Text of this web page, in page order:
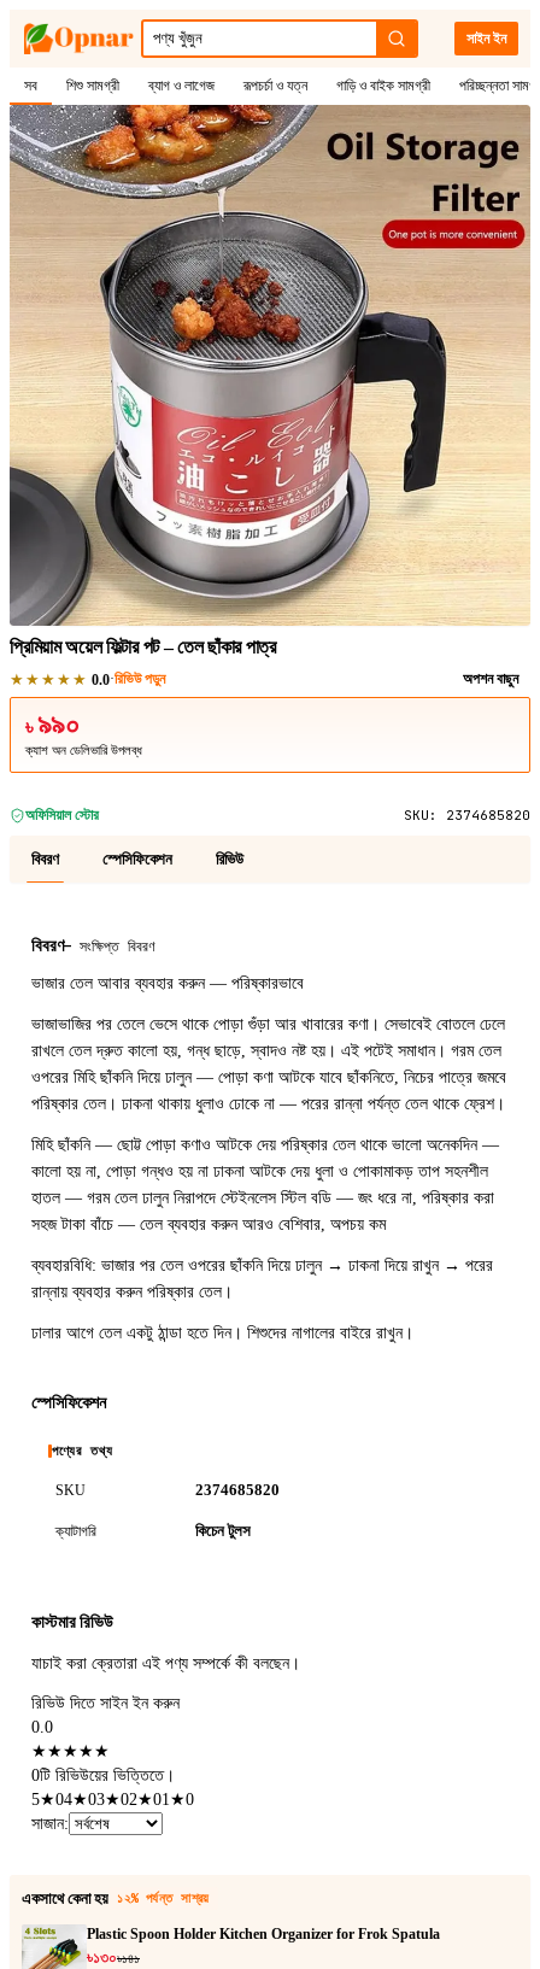
সাইন ইন
সব শিশু সামগ্রী ব্যাগ ও লাগেজ রূপচর্চা ও যত্ন গাড়ি ও বাইক সামগ্রী পরিচ্ছন্নতা
/ 1
প্রিমিয়াম অয়েল ফিল্টার পট – তেল ছাঁকার পাত্র
★★★★★ 0.0·রিভিউ পড়ুন অপশন বাছুন
৳৯৯০
ক্যাশ অন ডেলিভারি উপলব্ধ
অফিসিয়াল স্টোর SKU: 2374685820
বিবরণ স্পেসিফিকেশন রিভিউ
বিবরণ—সংক্ষিপ্ত বিবরণ
ভাজার তেল আবার ব্যবহার করুন — পরিষ্কারভাবে
ভাজাভাজির পর তেলে ভেসে থাকে পোড়া গুঁড়া আর খাবারের কণা। সেভাবেই বোতলে ঢেলে
রাখলে তেল দ্রুত কালো হয়, গন্ধ ছাড়ে, স্বাদও নষ্ট হয়। এই পটেই সমাধান। গরম তেল
ওপরের মিহি ছাঁকনি দিয়ে ঢালুন — পোড়া কণা আটকে যাবে ছাঁকনিতে, নিচের পাত্রে জমবে
পরিষ্কার তেল। ঢাকনা থাকায় ধুলাও ঢোকে না — পরের রান্না পর্যন্ত তেল থাকে ফ্রেশ।
মিহি ছাঁকনি — ছোট্ট পোড়া কণাও আটকে দেয় পরিষ্কার তেল থাকে ভালো অনেকদিন —
কালো হয় না, পোড়া গন্ধও হয় না ঢাকনা আটকে দেয় ধুলা ও পোকামাকড় তাপ সহনশীল
হাতল — গরম তেল ঢালুন নিরাপদে স্টেইনলেস স্টিল বডি — জং ধরে না, পরিষ্কার করা
সহজ টাকা বাঁচে — তেল ব্যবহার করুন আরও বেশিবার, অপচয় কম
ব্যবহারবিধি: ভাজার পর তেল ওপরের ছাঁকনি দিয়ে ঢালুন → ঢাকনা দিয়ে রাখুন → পরের
রান্নায় ব্যবহার করুন পরিষ্কার তেল।
ঢালার আগে তেল একটু ঠান্ডা হতে দিন। শিশুদের নাগালের বাইরে রাখুন।
স্পেসিফিকেশন
পণ্যের তথ্য
SKU 2374685820
ক্যাটাগরি কিচেন টুলস
কাস্টমার রিভিউ
যাচাই করা ক্রেতারা এই পণ্য সম্পর্কে কী বলছেন।
রিভিউ দিতে সাইন ইন করুন
0.0
★★★★★
0টি রিভিউয়ের ভিত্তিতে।
5★04★03★02★01★0
সাজান:
একসাথে কেনা হয় ১২% পর্যন্ত সাশ্রয়
Plastic Spoon Holder Kitchen Organizer for Frok Spatula
৳১৩০৳১৪১